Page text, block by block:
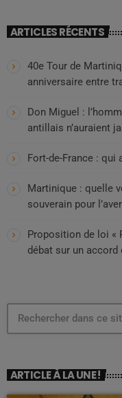
ARTICLES RÉCENTS
40e Tour de
anniversaire entre
Don Miguel :
antillais n’auraient
Fort-de-France :
Martinique : quelle
souverain pour
Proposition de loi «
débat sur un
ARTICLE À LA UNE !